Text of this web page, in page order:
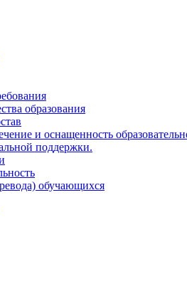
образования
и оснащенность
поддержки.
обучающихся